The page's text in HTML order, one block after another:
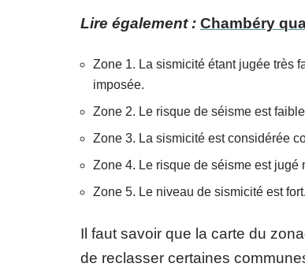
Lire également : Chambéry
Zone 1. La sismicité étant jugée très
imposée.
Zone 2. Le risque de séisme est
Zone 3. La sismicité est considérée
Zone 4. Le risque de séisme est jugé
Zone 5. Le niveau de sismicité est fort.
Il faut savoir que la carte du
de reclasser certaines